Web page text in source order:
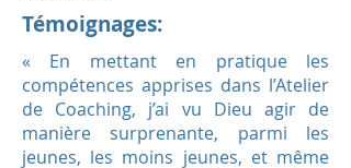
Témoignages:
« En mettant en pratique les
compétences apprises dans l’Atelier
de Coaching, j’ai vu Dieu agir de
manière surprenante, parmi les
jeunes, les moins jeunes, et même